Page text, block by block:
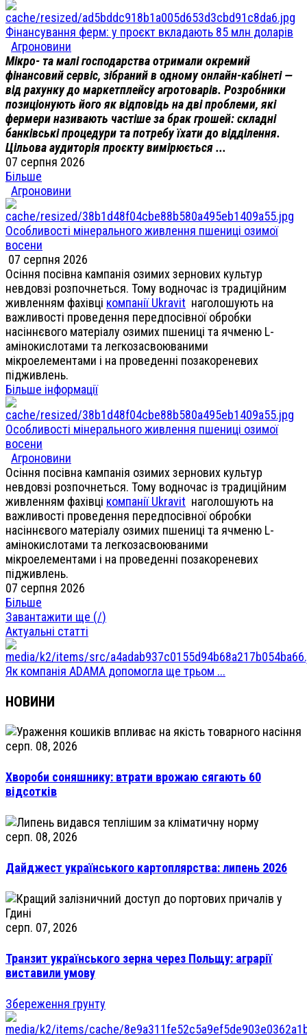
Фінансування ферм: у проєкт вкладають 85 млн доларів
Агроновини
Мікро- та малі господарства отримали окремий
фінансовий сервіс, зібраний в одному онлайн-кабінеті —
від рахунку до маркетплейсу агротоварів. Розробники
позиціонують його як відповідь на дві проблеми, які
фермери називають частіше за брак грошей: складні
банківські процедури та потребу їхати до відділення.
Цільова аудиторія проєкту вимірюється ...
07 серпня 2026
Більше
Агроновини
Особливості мінерального живлення пшениці озимої
восени
07 серпня 2026
Осіння посівна кампанія озимих зернових культур
невдовзі розпочнеться. Тому водночас із традиційним
живленням фахівці компанії Ukravit наголошують на
важливості проведення передпосівної обробки
насіннєвого матеріалу озимих пшениці та ячменю L-
амінокислотами та легкозасвоюваними
мікроелементами і на проведенні позакореневих
підживлень.
Більше інформації
Особливості мінерального живлення пшениці озимої
восени
Агроновини
Осіння посівна кампанія озимих зернових культур
невдовзі розпочнеться. Тому водночас із традиційним
живленням фахівці компанії Ukravit наголошують на
важливості проведення передпосівної обробки
насіннєвого матеріалу озимих пшениці та ячменю L-
амінокислотами та легкозасвоюваними
мікроелементами і на проведенні позакореневих
підживлень.
07 серпня 2026
Більше
Завантажити ще (/)
Актуальні статті
Як компанія ADAMA допомогла ще трьом ...
НОВИНИ
серп. 08, 2026
Хвороби соняшнику: втрати врожаю сягають 60
відсотків
серп. 08, 2026
Дайджест українського картоплярства: липень 2026
серп. 07, 2026
Транзит українського зерна через Польщу: аграрії
виставили умову
Збереження грунту